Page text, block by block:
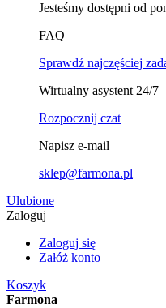
Jesteśmy dostępni od
FAQ
Sprawdź najczęściej
Wirtualny asystent 24/7
Rozpocznij czat
Napisz e-mail
sklep@farmona.pl
Ulubione
Zaloguj
Zaloguj się
Załóż konto
Koszyk
Farmona